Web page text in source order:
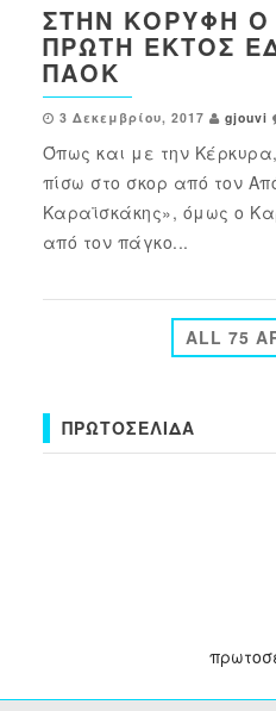
ΣΤΗΝ ΚΟΡΥΦΉ
ΠΡΏΤΗ ΕΚΤΌΣ
ΠΑΟΚ
3 Δεκεμβρίου, 2017 gjouvi
Όπως και με την
πίσω στο σκορ από τον
Καραϊσκάκης», όμως ο
από τον πάγκο...
ALL 75
ΠΡΩΤΟΣΈΛΙΔΑ